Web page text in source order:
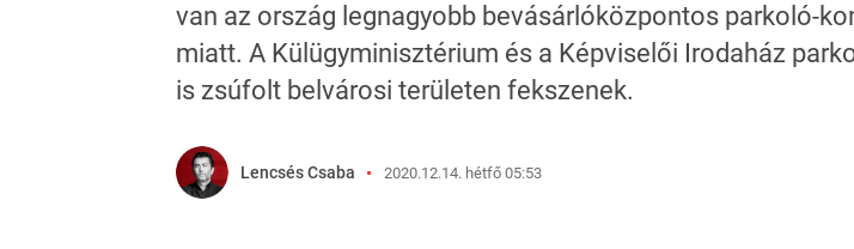
van az ország legnagyobb bevásárlóközpontos parkoló-
miatt. A Külügyminisztérium és a Képviselői Irodaház
is zsúfolt belvárosi területen fekszenek.
Lencsés Csaba 2020.12.14. hétfő 05:53